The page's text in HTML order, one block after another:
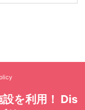
を利用！ Dis